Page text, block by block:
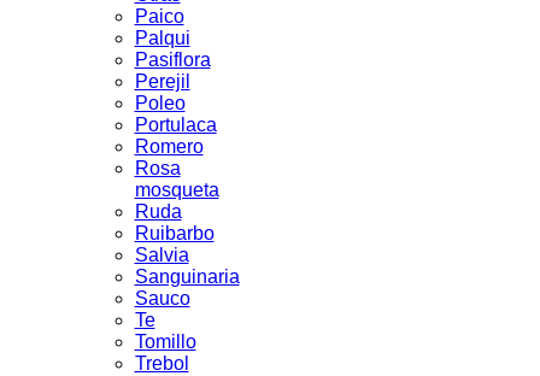
Paico
Palqui
Pasiflora
Perejil
Poleo
Portulaca
Romero
Rosa
mosqueta
Ruda
Ruibarbo
Salvia
Sanguinaria
Sauco
Te
Tomillo
Trebol